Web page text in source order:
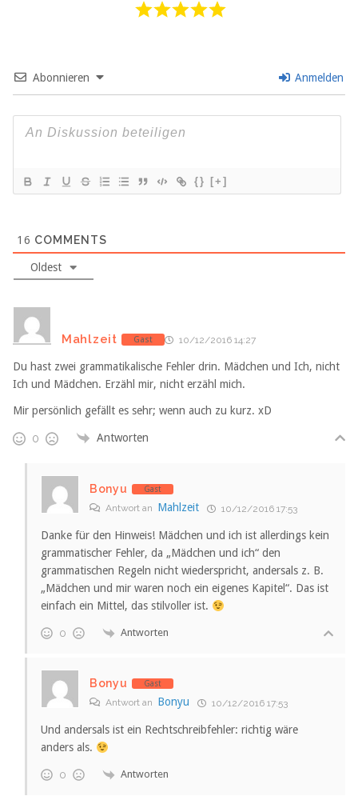
Abonnieren Anmelden
{} [+]
16 COMMENTS
Oldest
Mahlzeit Gast 10/12/2016 14:27
Du hast zwei grammatikalische Fehler drin. Mädchen und Ich, nicht
Ich und Mädchen. Erzähl mir, nicht erzähl mich.
Mir persönlich gefällt es sehr; wenn auch zu kurz. xD
0 Antworten
Bonyu Gast
Antwort an Mahlzeit 10/12/2016 17:53
Danke für den Hinweis! Mädchen und ich ist allerdings kein
grammatischer Fehler, da „Mädchen und ich“ den
grammatischen Regeln nicht wiederspricht, andersals z. B.
„Mädchen und mir waren noch ein eigenes Kapitel“. Das ist
einfach ein Mittel, das stilvoller ist.
0 Antworten
Bonyu Gast
Antwort an Bonyu 10/12/2016 17:53
Und andersals ist ein Rechtschreibfehler: richtig wäre
anders als.
0 Antworten